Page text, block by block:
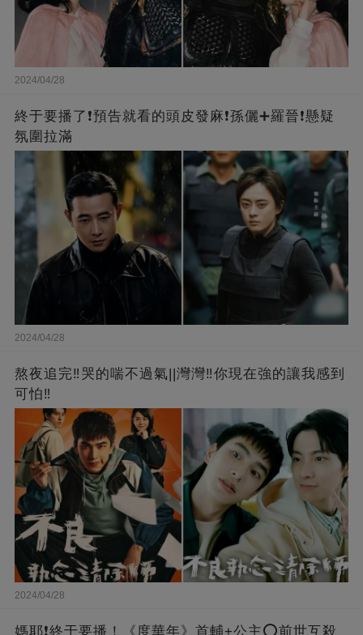
2024/04/28
終于要播了❗️預告就看的頭皮發麻❗️孫儷➕羅晉❗懸疑
氛圍拉滿
2024/04/28
熬夜追完‼️哭的喘不過氣||灣灣‼️你現在強的讓我感到
可怕‼️
2024/04/28
媽耶❗️終于要播！《度華年》首輔+公主⭕前世互殺